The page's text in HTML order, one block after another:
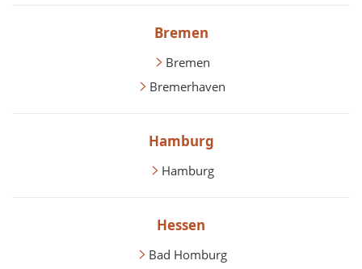
Bremen
Bremen
Bremerhaven
Hamburg
Hamburg
Hessen
Bad Homburg